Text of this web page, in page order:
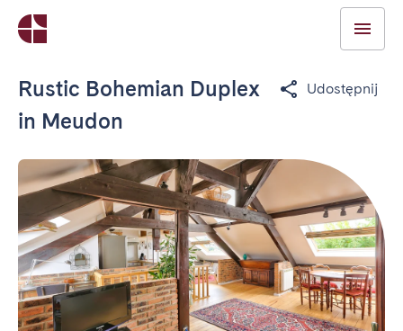
Rustic Bohemian Duplex
in Meudon
Udostępnij